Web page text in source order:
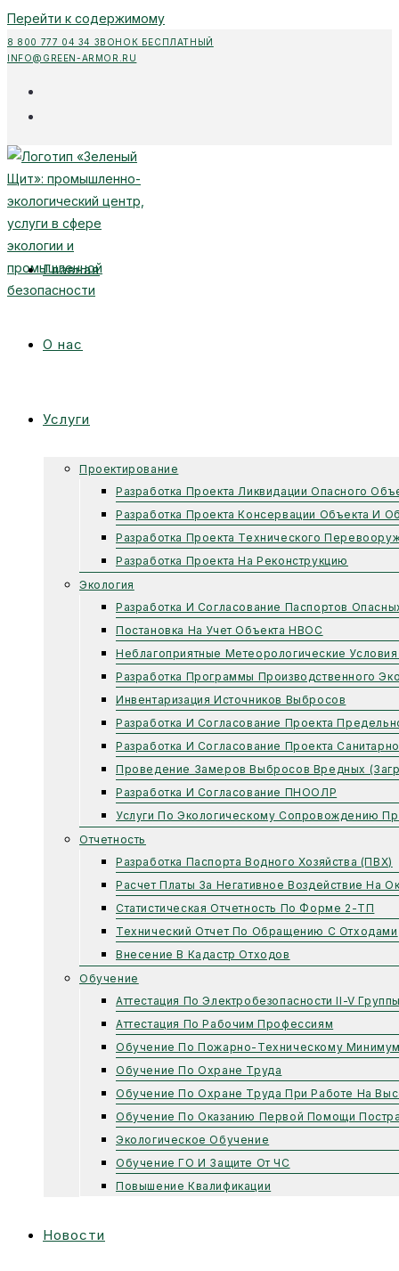
Перейти к содержимому
8 800 777 04 34 ЗВОНОК БЕСПЛАТНЫЙ
INFO@GREEN-ARMOR.RU
Главная
О нас
Услуги
Проектирование
Разработка Проекта Ликвидации Опасного
Разработка Проекта Консервации Объекта И
Разработка Проекта Технического
Разработка Проекта На Реконструкцию
Экология
Разработка И Согласование Паспортов
Постановка На Учет Объекта НВОС
Неблагоприятные Метеорологические
Разработка Программы Производственного
Инвентаризация Источников Выбросов
Разработка И Согласование Проекта
Разработка И Согласование Проекта
Проведение Замеров Выбросов Вредных
Разработка И Согласование ПНООЛР
Услуги По Экологическому Сопровождению
Отчетность
Разработка Паспорта Водного Хозяйства (ПВХ)
Расчет Платы За Негативное Воздействие
Статистическая Отчетность По Форме 2-ТП
Технический Отчет По Обращению С Отходами
Внесение В Кадастр Отходов
Обучение
Аттестация По Электробезопасности II-V
Аттестация По Рабочим Профессиям
Обучение По Пожарно-Техническому
Обучение По Охране Труда
Обучение По Охране Труда При Работе На
Обучение По Оказанию Первой Помощи
Экологическое Обучение
Обучение ГО И Защите От ЧС
Повышение Квалификации
Новости